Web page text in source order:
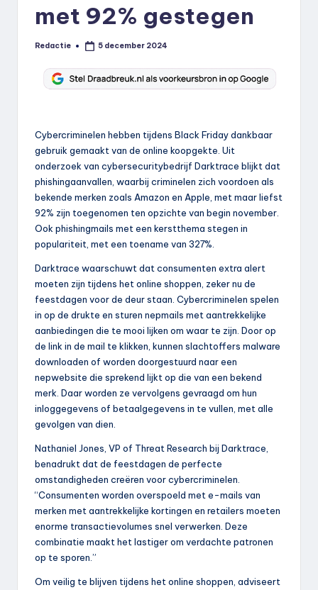
met 92% gestegen
Geplaatst
Redactie 5 december 2024
Cybercriminelen hebben tijdens Black Friday dankbaar
gebruik gemaakt van de online koopgekte. Uit
onderzoek van cybersecuritybedrijf Darktrace blijkt dat
phishingaanvallen, waarbij criminelen zich voordoen als
bekende merken zoals Amazon en Apple, met maar liefst
92% zijn toegenomen ten opzichte van begin november.
Ook phishingmails met een kerstthema stegen in
populariteit, met een toename van 327%.
Darktrace waarschuwt dat consumenten extra alert
moeten zijn tijdens het online shoppen, zeker nu de
feestdagen voor de deur staan. Cybercriminelen spelen
in op de drukte en sturen nepmails met aantrekkelijke
aanbiedingen die te mooi lijken om waar te zijn. Door op
de link in de mail te klikken, kunnen slachtoffers malware
downloaden of worden doorgestuurd naar een
nepwebsite die sprekend lijkt op die van een bekend
merk. Daar worden ze vervolgens gevraagd om hun
inloggegevens of betaalgegevens in te vullen, met alle
gevolgen van dien.
Nathaniel Jones, VP of Threat Research bij Darktrace,
benadrukt dat de feestdagen de perfecte
omstandigheden creëren voor cybercriminelen.
“Consumenten worden overspoeld met e-mails van
merken met aantrekkelijke kortingen en retailers moeten
enorme transactievolumes snel verwerken. Deze
combinatie maakt het lastiger om verdachte patronen
op te sporen.”
Om veilig te blijven tijdens het online shoppen, adviseert